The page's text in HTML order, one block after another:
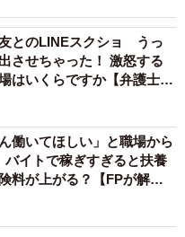
たか？（提供画像）
、「修理に出した」が
した。多くのユーザー
さから安易な自己修理を
末に頼るという確実な方
たユーザーも一定数お
とのLINEスクショ うっ
させちゃった！ 激怒する
はいくらですか【弁護士が
働いてほしい」と職場から
イトで稼ぎすぎると扶養
料が上がる？【FPが解